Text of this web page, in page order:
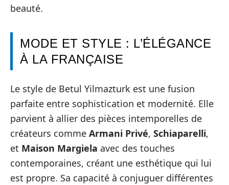
beauté.
MODE ET STYLE : L’ÉLÉGANCE
À LA FRANÇAISE
Le style de Betul Yilmazturk est une fusion
parfaite entre sophistication et modernité. Elle
parvient à allier des pièces intemporelles de
créateurs comme Armani Privé, Schiaparelli,
et Maison Margiela avec des touches
contemporaines, créant une esthétique qui lui
est propre. Sa capacité à conjuguer différentes